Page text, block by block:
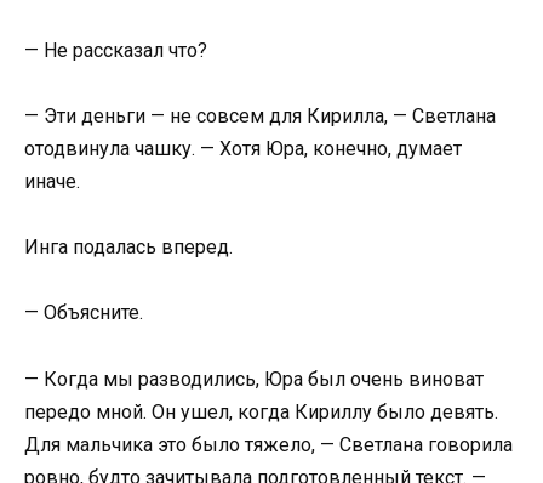
— Не рассказал что?
— Эти деньги — не совсем для Кирилла, — Светлана
отодвинула чашку. — Хотя Юра, конечно, думает
иначе.
Инга подалась вперед.
— Объясните.
— Когда мы разводились, Юра был очень виноват
передо мной. Он ушел, когда Кириллу было девять.
Для мальчика это было тяжело, — Светлана говорила
ровно, будто зачитывала подготовленный текст. —